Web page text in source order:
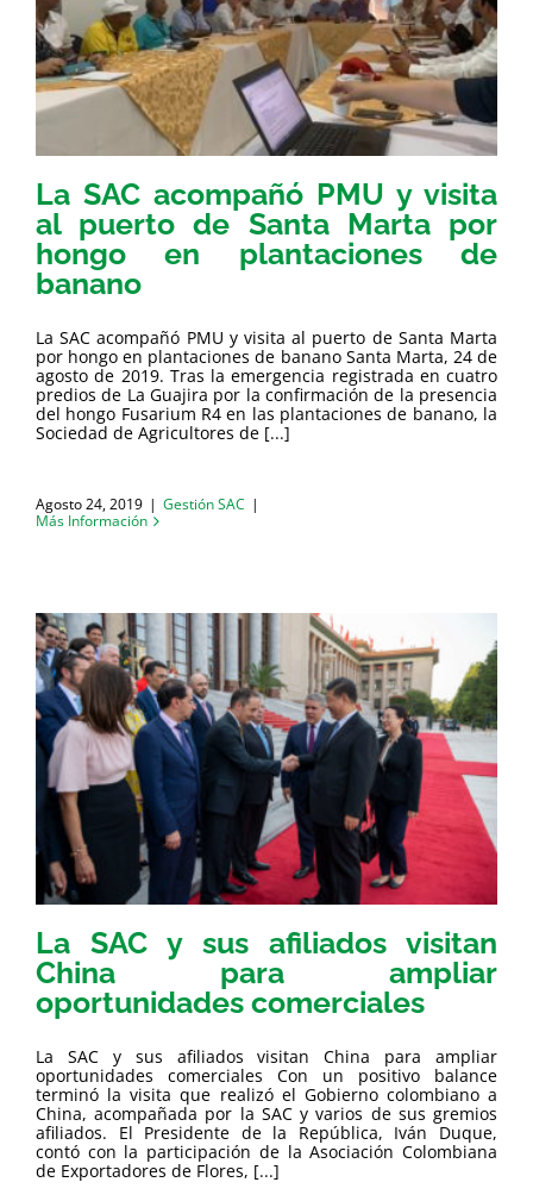
La SAC acompañó PMU y visita
al puerto de Santa Marta por
hongo en plantaciones de
banano
La SAC acompañó PMU y visita al puerto de Santa Marta
por hongo en plantaciones de banano Santa Marta, 24 de
agosto de 2019. Tras la emergencia registrada en cuatro
predios de La Guajira por la confirmación de la presencia
del hongo Fusarium R4 en las plantaciones de banano, la
Sociedad de Agricultores de [...]
Agosto 24, 2019 | Gestión SAC |
Más Información
La SAC y sus afiliados visitan
China para ampliar
oportunidades comerciales
La SAC y sus afiliados visitan China para ampliar
oportunidades comerciales Con un positivo balance
terminó la visita que realizó el Gobierno colombiano a
China, acompañada por la SAC y varios de sus gremios
afiliados. El Presidente de la República, Iván Duque,
contó con la participación de la Asociación Colombiana
de Exportadores de Flores, [...]